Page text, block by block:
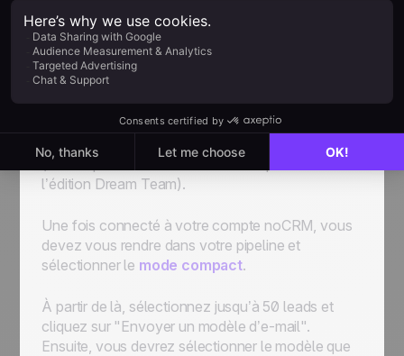
masse avec noCRM
L'envoi de modèles de mails en masse avec
noCRM est très simple. Si vous n'avez pas
encore créé votre compte noCRM,vous pouvez
essayer l’outil gratuitement pendant 14 jours
(notez que cette fonctionnalité fait partie de
l’édition Dream Team).
Une fois connecté à votre compte noCRM, vous
devez vous rendre dans votre pipeline et
sélectionner le mode compact.
À partir de là, sélectionnez jusqu’à 50 leads et
cliquez sur "Envoyer un modèle d’e-mail".
Ensuite, vous devrez sélectionner le modèle que